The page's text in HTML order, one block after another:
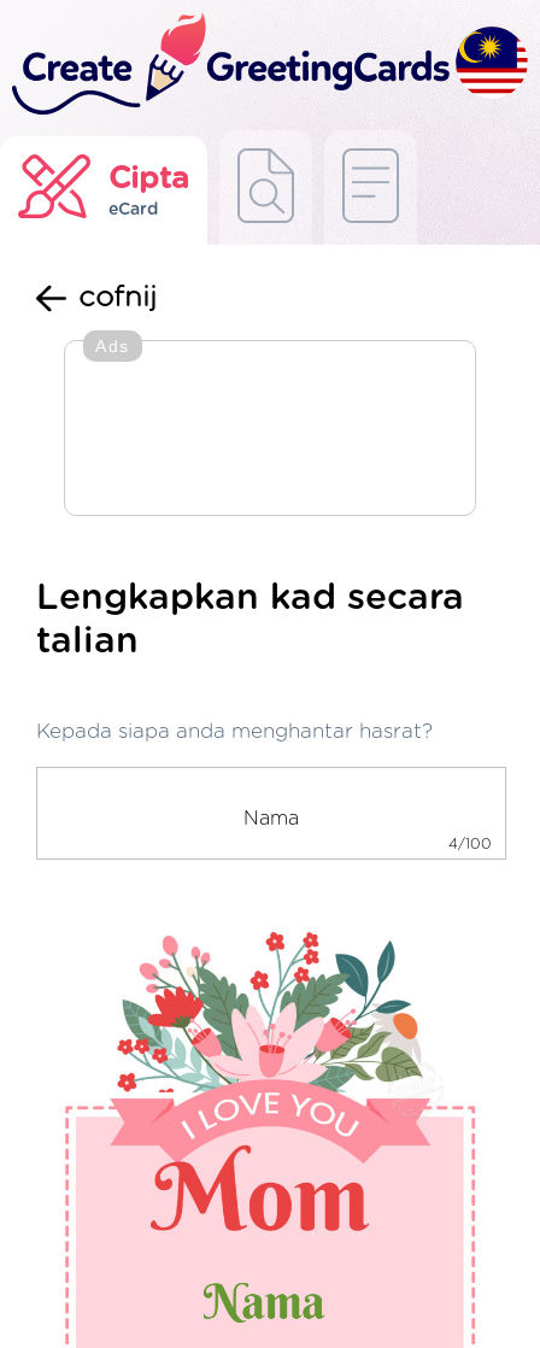
Cipta
eCard
cofnij
Ads
Lengkapkan kad secara
talian
Kepada siapa anda menghantar hasrat?
4/100